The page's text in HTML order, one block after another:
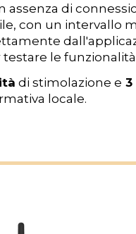
di
con un intervallo
le funzionalità
di stimolazione e 3
locale.